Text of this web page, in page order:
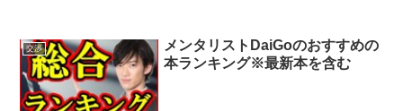
交渉
メンタリストDaiGoのおすすめの
本ランキング※最新本を含む